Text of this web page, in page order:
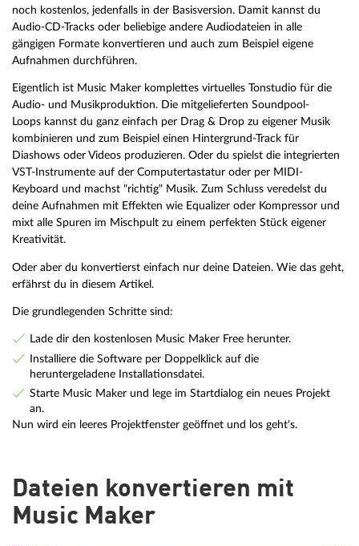
noch kostenlos, jedenfalls in der Basisversion. Damit kannst du
Audio-CD-Tracks oder beliebige andere Audiodateien in alle
gängigen Formate konvertieren und auch zum Beispiel eigene
Aufnahmen durchführen.
Eigentlich ist Music Maker komplettes virtuelles Tonstudio für die
Audio- und Musikproduktion. Die mitgelieferten Soundpool-
Loops kannst du ganz einfach per Drag & Drop zu eigener Musik
kombinieren und zum Beispiel einen Hintergrund-Track für
Diashows oder Videos produzieren. Oder du spielst die integrierten
VST-Instrumente auf der Computertastatur oder per MIDI-
Keyboard und machst "richtig" Musik. Zum Schluss veredelst du
deine Aufnahmen mit Effekten wie Equalizer oder Kompressor und
mixt alle Spuren im Mischpult zu einem perfekten Stück eigener
Kreativität.
Oder aber du konvertierst einfach nur deine Dateien. Wie das geht,
erfährst du in diesem Artikel.
Die grundlegenden Schritte sind:
Lade dir den kostenlosen Music Maker Free herunter.
Installiere die Software per Doppelklick auf die
heruntergeladene Installationsdatei.
Starte Music Maker und lege im Startdialog ein neues Projekt
an.
Nun wird ein leeres Projektfenster geöffnet und los geht's.
Dateien konvertieren mit
Music Maker